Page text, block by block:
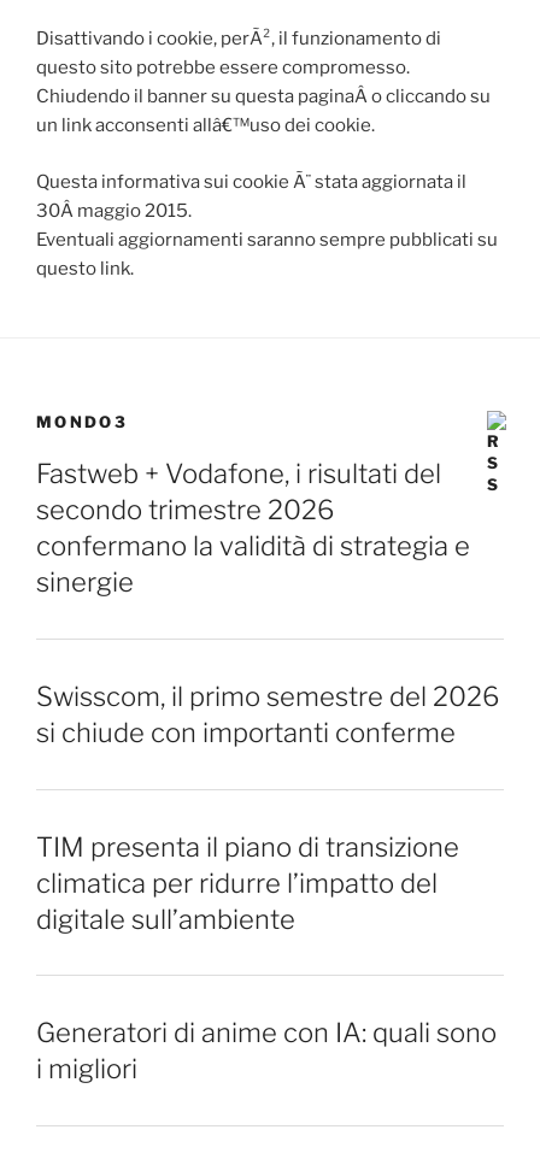
Disattivando i cookie, perÃ², il funzionamento di
questo sito potrebbe essere compromesso.
Chiudendo il banner su questa paginaÂ o cliccando su
un link acconsenti allâ€™uso dei cookie.
Questa informativa sui cookie Ã¨ stata aggiornata il
30Â maggio 2015.
Eventuali aggiornamenti saranno sempre pubblicati su
questo link.
MONDO3
Fastweb + Vodafone, i risultati del
secondo trimestre 2026
confermano la validità di strategia e
sinergie
Swisscom, il primo semestre del 2026
si chiude con importanti conferme
TIM presenta il piano di transizione
climatica per ridurre l’impatto del
digitale sull’ambiente
Generatori di anime con IA: quali sono
i migliori